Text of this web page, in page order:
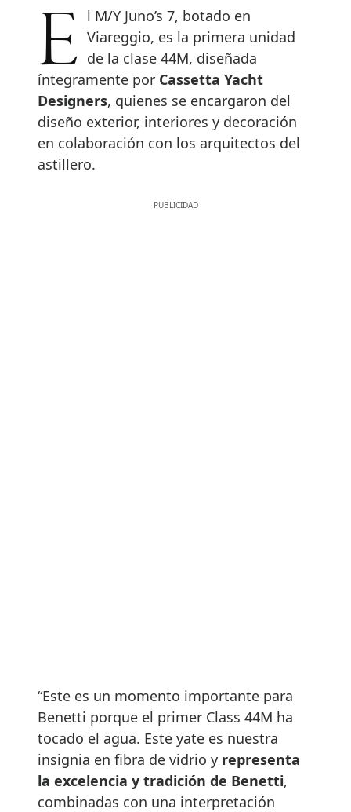
El M/Y Juno’s 7, botado en Viareggio, es la primera unidad
de la clase 44M, diseñada
íntegramente por Cassetta Yacht
Designers, quienes se encargaron del
diseño exterior, interiores y decoración
en colaboración con los arquitectos del
astillero.
“Este es un momento importante para
Benetti porque el primer Class 44M ha
tocado el agua. Este yate es nuestra
insignia en fibra de vidrio y representa
la excelencia y tradición de Benetti,
combinadas con una interpretación